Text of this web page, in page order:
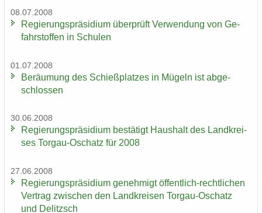
08.07.2008
Re­gie­rungs­prä­si­di­um über­prüft Ver­wen­dung von Ge­
fahr­stof­fen in Schu­len
01.07.2008
Be­räu­mung des Schieß­plat­zes in Mü­geln ist ab­ge­
schlos­sen
30.06.2008
Re­gie­rungs­prä­si­di­um be­stä­tigt Haus­halt des Land­krei­
ses Torgau-​Oschatz für 2008
27.06.2008
Re­gie­rungs­prä­si­di­um ge­neh­migt öffentlich-​rechtlichen
Ver­trag zwi­schen den Land­krei­sen Torgau-​Oschatz
und De­litzsch